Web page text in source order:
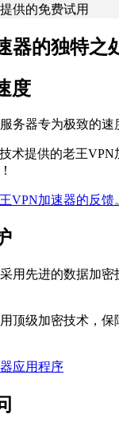
器的独特之
度
术提供的老王VPN
VPN加速器的反馈
顶级加密技术，保
应用程序